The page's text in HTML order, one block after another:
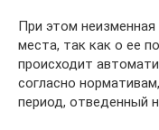
При этом неизменная
места, так как о ее
происходит
согласно
период, отведенный